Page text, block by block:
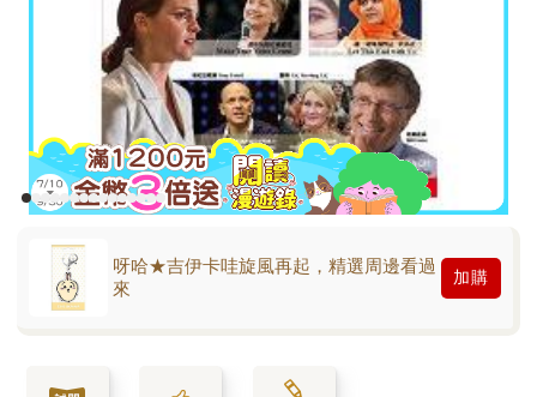
呀哈★吉伊卡哇旋風再起，精選周邊看過
來
加購